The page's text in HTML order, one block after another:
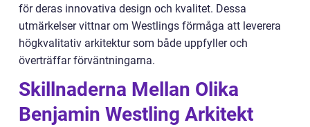
för deras innovativa design och kvalitet. Dessa
utmärkelser vittnar om Westlings förmåga att leverera
högkvalitativ arkitektur som både uppfyller och
överträffar förväntningarna.
Skillnaderna Mellan Olika
Benjamin Westling Arkitekt